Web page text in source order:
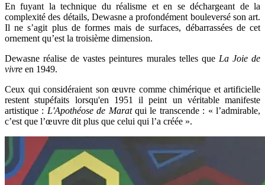
En fuyant la technique du réalisme et en se déchargeant de la
complexité des détails, Dewasne a profondément bouleversé son art.
Il ne s’agit plus de formes mais de surfaces, débarrassées de cet
ornement qu’est la troisième dimension.
Dewasne réalise de vastes peintures murales telles que La Joie de
vivre en 1949.
Ceux qui considéraient son œuvre comme chimérique et artificielle
restent stupéfaits lorsqu'en 1951 il peint un véritable manifeste
artistique : L'Apothéose de Maratqui le transcende : « l’admirable,
c’est que l’œuvre dit plus que celui qui l’a créée ».